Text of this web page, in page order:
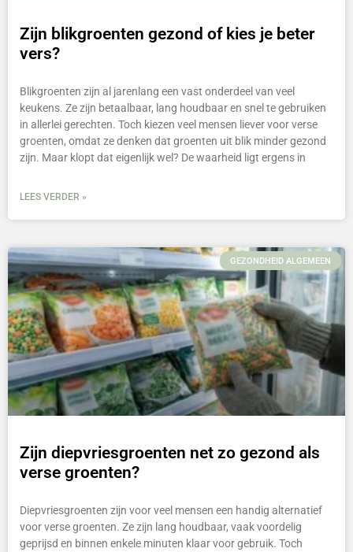
Zijn blikgroenten gezond of kies je beter
vers?
Blikgroenten zijn al jarenlang een vast onderdeel van veel
keukens. Ze zijn betaalbaar, lang houdbaar en snel te gebruiken
in allerlei gerechten. Toch kiezen veel mensen liever voor verse
groenten, omdat ze denken dat groenten uit blik minder gezond
zijn. Maar klopt dat eigenlijk wel? De waarheid ligt ergens in
LEES VERDER »
GEZONDHEID ALGEMEEN
Zijn diepvriesgroenten net zo gezond als
verse groenten?
Diepvriesgroenten zijn voor veel mensen een handig alternatief
voor verse groenten. Ze zijn lang houdbaar, vaak voordelig
geprijsd en binnen enkele minuten klaar voor gebruik. Toch